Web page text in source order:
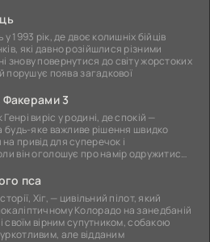
1993 рік, де двоє колишніх бійців
які давно розійшлися різними
знову повернутися до світу жорстоких
порушує поява загадкової
3
виріс у родині, де спокій —
будь-яке важливе рішення швидко
привід для суперечок і
він оголошує про намір одружитися,
пса
Хіг, — цивільний пілот, який
Колорадо на занедбаній
своїм вірним супутником, собакою
але відданим